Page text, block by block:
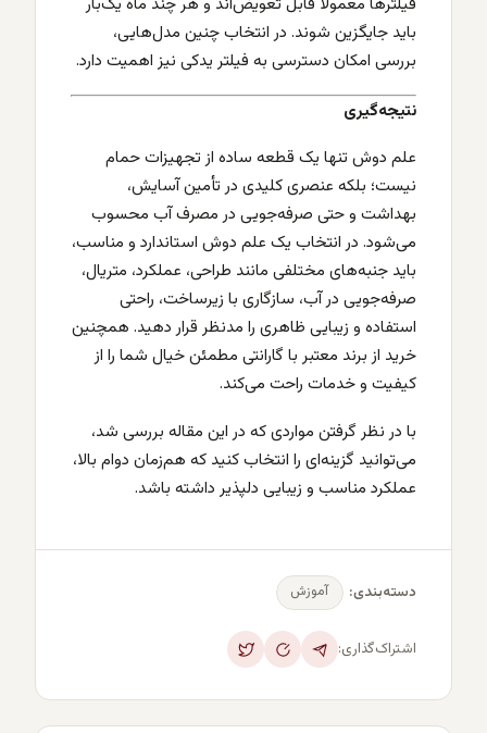
باید جایگزین شوند. در انتخاب چنین مدل‌هایی،
بررسی امکان دسترسی به فیلتر یدکی نیز اهمیت دارد.
نتیجه‌گیری
علم دوش تنها یک قطعه ساده از تجهیزات حمام
نیست؛ بلکه عنصری کلیدی در تأمین آسایش،
بهداشت و حتی صرفه‌جویی در مصرف آب محسوب
می‌شود. در انتخاب یک علم دوش استاندارد و مناسب،
باید جنبه‌های مختلفی مانند طراحی، عملکرد، متریال،
صرفه‌جویی در آب، سازگاری با زیرساخت، راحتی
استفاده و زیبایی ظاهری را مدنظر قرار دهید. همچنین
خرید از برند معتبر با گارانتی مطمئن خیال شما را از
کیفیت و خدمات راحت می‌کند.
با در نظر گرفتن مواردی که در این مقاله بررسی شد،
می‌توانید گزینه‌ای را انتخاب کنید که هم‌زمان دوام بالا،
عملکرد مناسب و زیبایی دلپذیر داشته باشد.
دسته‌بندی: آموزش
اشتراک‌گذاری: